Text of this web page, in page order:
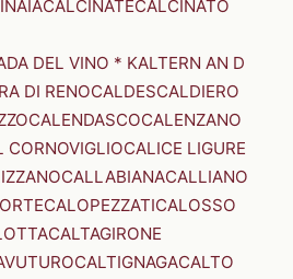
CALCINATECALCINATO
DEL VINO * KALTERN AN D
DI RENOCALDESCALDIERO
CALENDASCOCALENZANO
CORNOVIGLIOCALICE LIGURE
CALLABIANACALLIANO
CALOPEZZATICALOSSO
CALTAGIRONE
CALTIGNAGACALTO